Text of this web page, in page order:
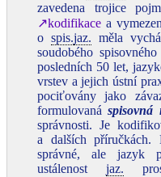
zavedena trojice
↗kodifikace a
o spis.jaz. měla
soudobého
posledních 50 let,
vrstev a jejich ústní
pociťovány jako
formulovanáspisovná
správnosti. Je
a dalších
správné, ale jazyk
ustálenostjaz.